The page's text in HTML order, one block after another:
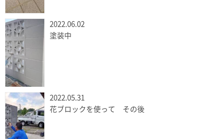
2022.06.02
塗装中
2022.05.31
花ブロックを使って その後